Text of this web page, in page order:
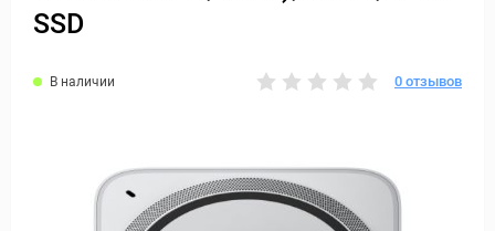
SSD
В наличии 0 отзывов